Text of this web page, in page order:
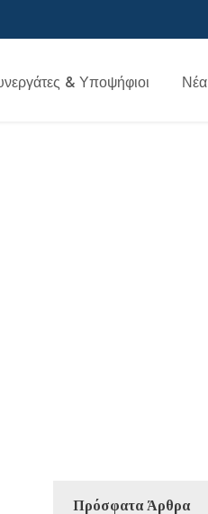
& Υποψήφιοι Νέα
Πρόσφατα Άρθρα